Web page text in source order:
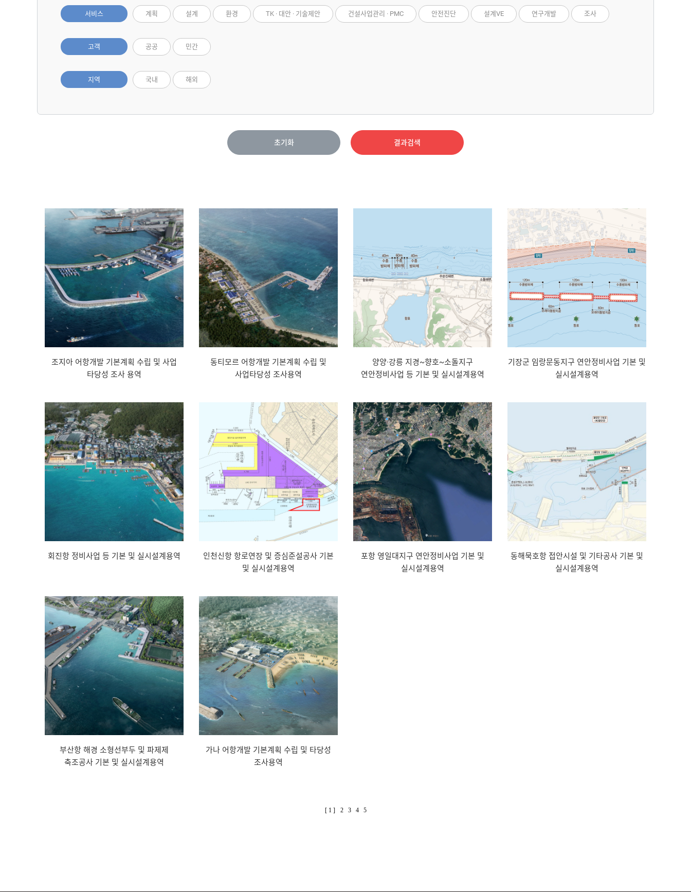
서비스 계획 설계 환경 TK · 대안 · 기술제안 건설사업관리 · PMC 안전진단 설계VE 연구개발 조사
고객 공공 민간
지역 국내 해외
조지아 어항개발 기본계획 수립 및 사업
타당성 조사 용역
동티모르 어항개발 기본계획 수립 및
사업타당성 조사용역
양양·강릉 지경~향호~소돌지구
연안정비사업 등 기본 및 실시설계용역
기장군 임랑문동지구 연안정비사업 기본 및
실시설계용역
회진항 정비사업 등 기본 및 실시설계용역
인천신항 항로연장 및 증심준설공사 기본
및 실시설계용역
포항 영일대지구 연안정비사업 기본 및
실시설계용역
동해묵호항 접안시설 및 기타공사 기본 및
실시설계용역
부산항 해경 소형선부두 및 파제제
축조공사 기본 및 실시설계용역
가나 어항개발 기본계획 수립 및 타당성
조사용역
[ 1 ] 2 3 4 5